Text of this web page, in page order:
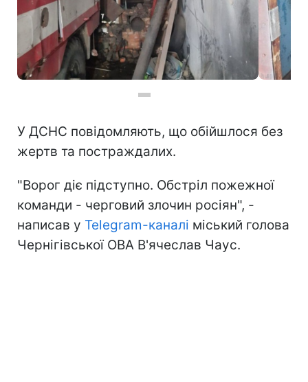
У ДСНС повідомляють, що обійшлося без
жертв та постраждалих.
"Ворог діє підступно. Обстріл пожежної
команди - черговий злочин росіян", -
написав у Telegram-каналі міський голова
Чернігівської ОВА В'ячеслав Чаус.